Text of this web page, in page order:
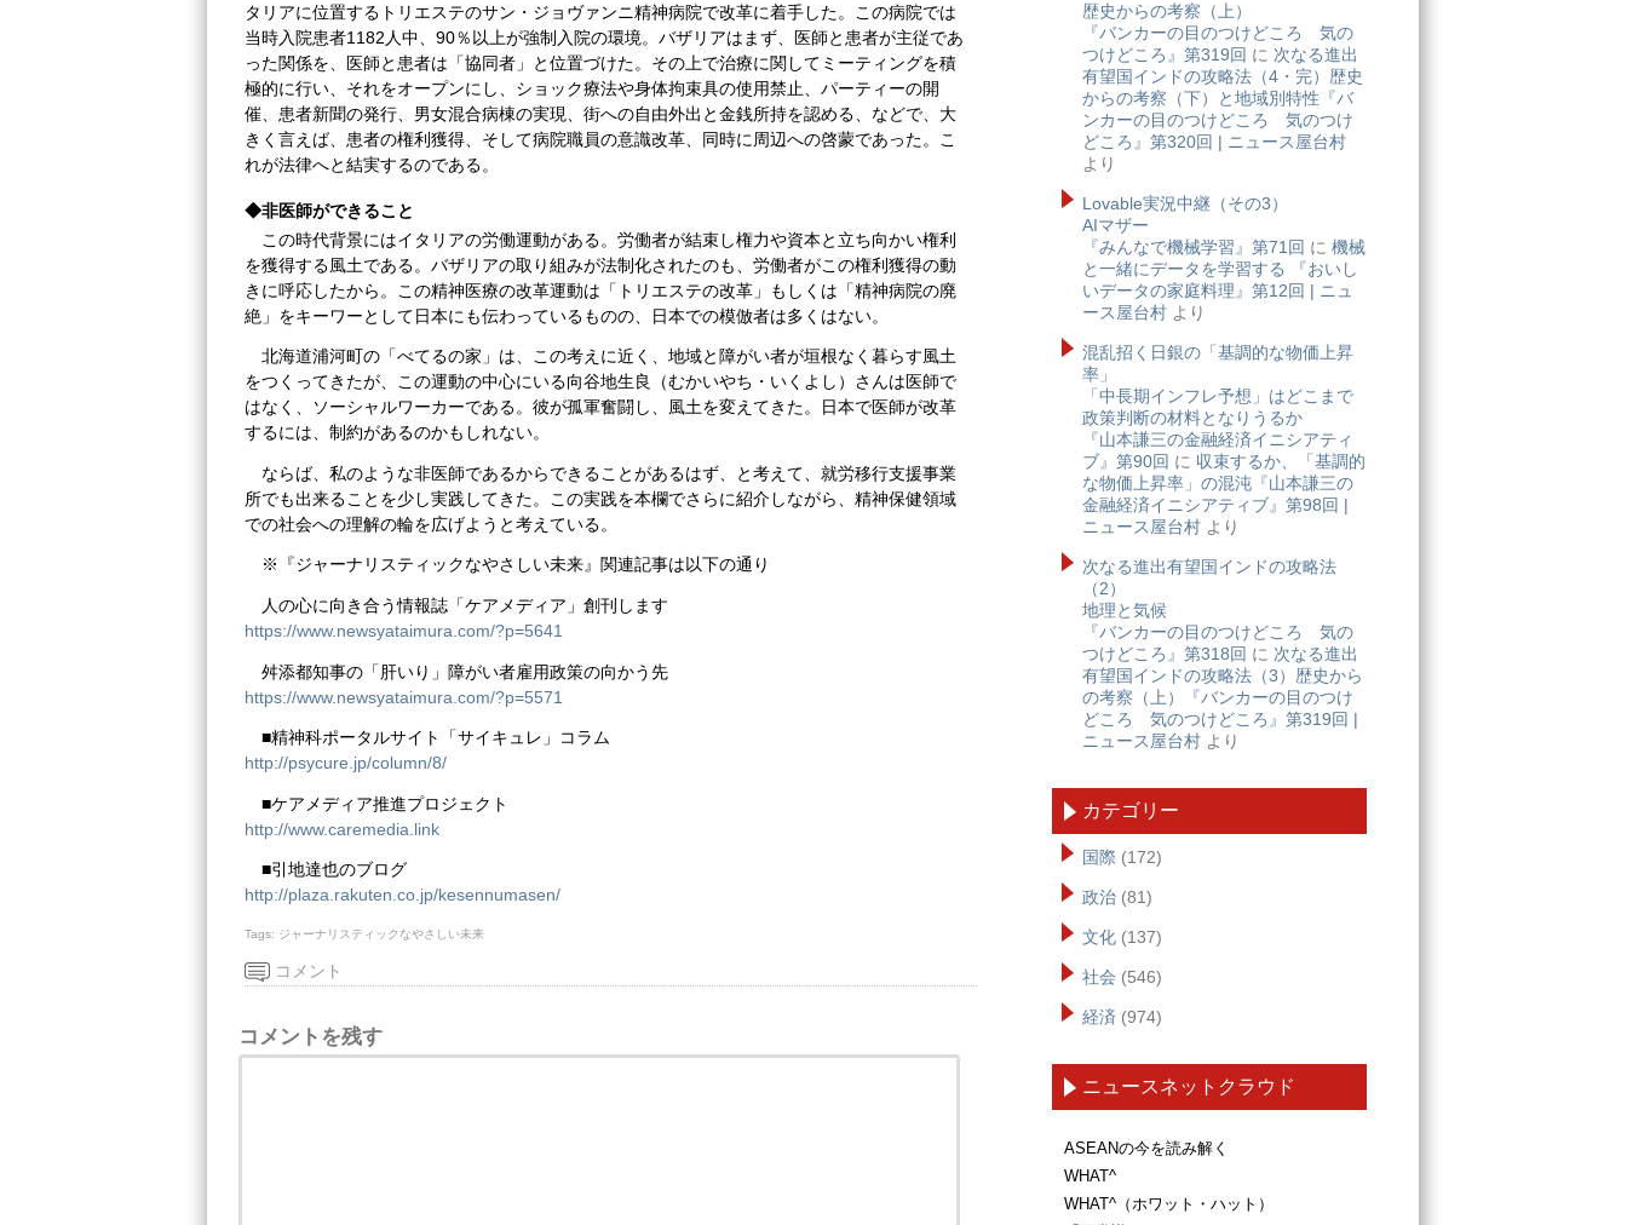
タリアに位置するトリエステのサン・ジョヴァンニ精神病院で改革に着手した。この病院では
当時入院患者1182人中、90％以上が強制入院の環境。バザリアはまず、医師と患者が主従であ
った関係を、医師と患者は「協同者」と位置づけた。その上で治療に関してミーティングを積
極的に行い、それをオープンにし、ショック療法や身体拘束具の使用禁止、パーティーの開
催、患者新聞の発行、男女混合病棟の実現、街への自由外出と金銭所持を認める、などで、大
きく言えば、患者の権利獲得、そして病院職員の意識改革、同時に周辺への啓蒙であった。こ
れが法律へと結実するのである。
◆非医師ができること
この時代背景にはイタリアの労働運動がある。労働者が結束し権力や資本と立ち向かい権利
を獲得する風土である。バザリアの取り組みが法制化されたのも、労働者がこの権利獲得の動
きに呼応したから。この精神医療の改革運動は「トリエステの改革」もしくは「精神病院の廃
絶」をキーワーとして日本にも伝わっているものの、日本での模倣者は多くはない。
北海道浦河町の「べてるの家」は、この考えに近く、地域と障がい者が垣根なく暮らす風土
をつくってきたが、この運動の中心にいる向谷地生良（むかいやち・いくよし）さんは医師で
はなく、ソーシャルワーカーである。彼が孤軍奮闘し、風土を変えてきた。日本で医師が改革
するには、制約があるのかもしれない。
ならば、私のような非医師であるからできることがあるはず、と考えて、就労移行支援事業
所でも出来ることを少し実践してきた。この実践を本欄でさらに紹介しながら、精神保健領域
での社会への理解の輪を広げようと考えている。
※『ジャーナリスティックなやさしい未来』関連記事は以下の通り
人の心に向き合う情報誌「ケアメディア」創刊します
https://www.newsyataimura.com/?p=5641
舛添都知事の「肝いり」障がい者雇用政策の向かう先
https://www.newsyataimura.com/?p=5571
■精神科ポータルサイト「サイキュレ」コラム
http://psycure.jp/column/8/
■ケアメディア推進プロジェクト
http://www.caremedia.link
■引地達也のブログ
http://plaza.rakuten.co.jp/kesennumasen/
Tags: ジャーナリスティックなやさしい未来
コメント
コメントを残す
歴史からの考察（上）
『バンカーの目のつけどころ 気の
つけどころ』第319回 に 次なる進出
有望国インドの攻略法（4・完）歴史
からの考察（下）と地域別特性『バ
ンカーの目のつけどころ 気のつけ
どころ』第320回 | ニュース屋台村
より
Lovable実況中継（その3）
AIマザー
『みんなで機械学習』第71回 に 機械
と一緒にデータを学習する 『おいし
いデータの家庭料理』第12回 | ニュ
ース屋台村 より
混乱招く日銀の「基調的な物価上昇
率」
「中長期インフレ予想」はどこまで
政策判断の材料となりうるか
『山本謙三の金融経済イニシアティ
ブ』第90回 に 収束するか、「基調的
な物価上昇率」の混沌『山本謙三の
金融経済イニシアティブ』第98回 |
ニュース屋台村 より
次なる進出有望国インドの攻略法
（2）
地理と気候
『バンカーの目のつけどころ 気の
つけどころ』第318回 に 次なる進出
有望国インドの攻略法（3）歴史から
の考察（上）『バンカーの目のつけ
どころ 気のつけどころ』第319回 |
ニュース屋台村 より
カテゴリー
国際 (172)
政治 (81)
文化 (137)
社会 (546)
経済 (974)
ニュースネットクラウド
ASEANの今を読み解く
WHAT^
WHAT^（ホワット・ハット）